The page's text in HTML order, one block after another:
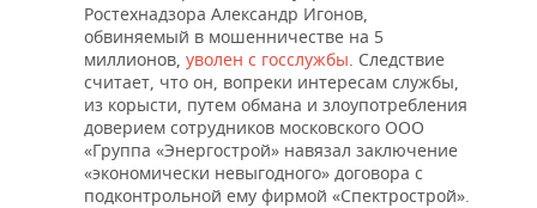
Ростехнадзора Александр Игонов,
обвиняемый в мошенничестве на 5
миллионов, уволен с госслужбы . Следствие
считает, что он, вопреки интересам службы,
из корысти, путем обмана и злоупотребления
доверием сотрудников московского ООО
«Группа «Энергострой» навязал заключение
«экономически невыгодного» договора с
подконтрольной ему фирмой «Спектрострой».